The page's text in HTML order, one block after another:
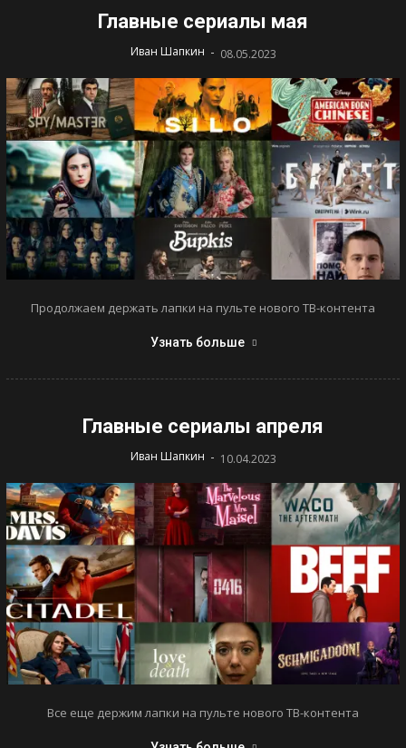
Главные сериалы мая
Иван Шапкин - 08.05.2023
Продолжаем держать лапки на пульте нового ТВ-контента
Узнать больше
Главные сериалы апреля
Иван Шапкин - 10.04.2023
Все еще держим лапки на пульте нового ТВ-контента